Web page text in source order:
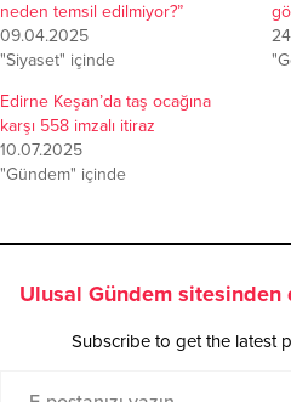
neden temsil edilmiyor?”
09.04.2025
"Siyaset" içinde
Edirne Keşan’da taş ocağına
karşı 558 imzalı itiraz
10.07.2025
"Gündem" içinde
Ulusal Gündem
Subscribe to get the latest